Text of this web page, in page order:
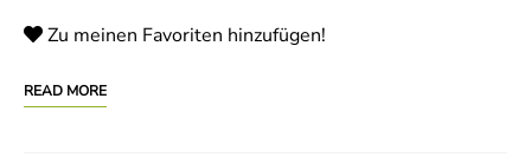
Zu meinen Favoriten hinzufügen!
READ MORE